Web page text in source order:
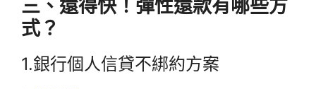
三、還得快！彈性還款有哪些方
式？
1.銀行個人信貸不綁約方案